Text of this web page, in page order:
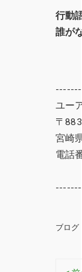
行動
誰が
ユー
〒
宮崎
電話
ブログ